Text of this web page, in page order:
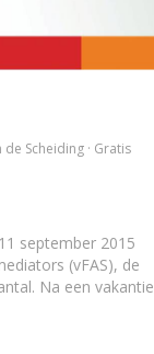
de Scheiding · Gratis
september 2015
(vFAS), de
Na een vakantie